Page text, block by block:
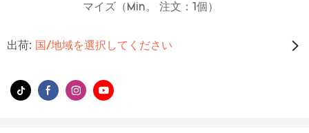
マイズ（Min。 注文：1個）
出荷: 国/地域を選択してください